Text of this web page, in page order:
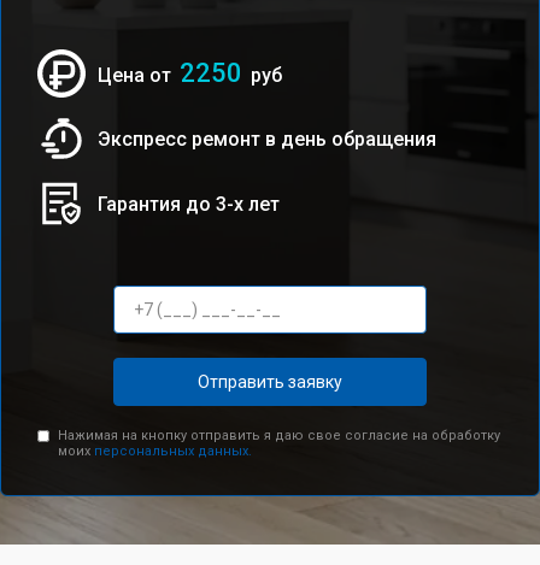
Цена от 2250 руб
Экспресс ремонт в день обращения
Гарантия до 3-х лет
Отправить заявку
Нажимая на кнопку отправить я даю свое согласие на обработку
моих персональных данных.